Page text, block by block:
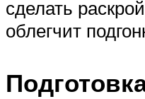
сделать
облегчит